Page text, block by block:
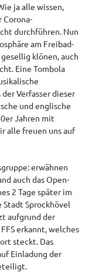
ja alle wissen,
durchführen. Nun
am Freibad-
klönen, auch
Eine Tombola
Verfasser dieser
und englische
Jahren mit
alle freuen uns auf
erwähnen
auch das Open-
2 Tage später im
Stadt Sprockhövel
aufgrund der
erkannt, welches
steckt. Das
Einladung der